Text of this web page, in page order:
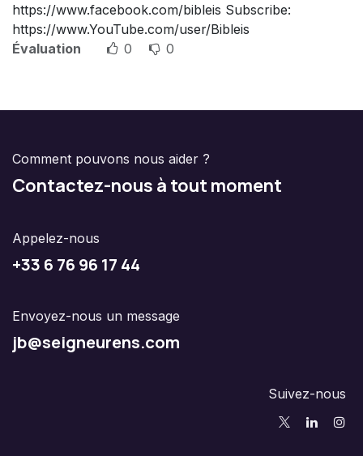
https://www.facebook.com/bibleis Subscribe:
https://www.YouTube.com/user/Bibleis
Évaluation
0 0
Comment pouvons nous aider ?
Contactez-nous à tout moment
Appelez-nous
+33 6 76 96 17 44
Envoyez-nous un message
jb@seigneurens.com
Suivez-nous